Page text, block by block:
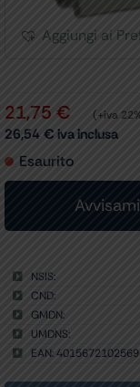
Aggiungi ai
21,75 € (+iva
26,54 € iva inclusa
Esaurito
NSIS:
CND:
GMDN:
UMDNS:
EAN: 4015672102569